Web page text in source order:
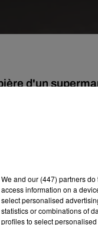
d'un
Ils sont donc
de bières qu'a
dans un
en vente à 25 euros
soit 490 casiers
We and our (447) partnersdo
access information on a
select personalised
statistics or combinations of
profiles to select